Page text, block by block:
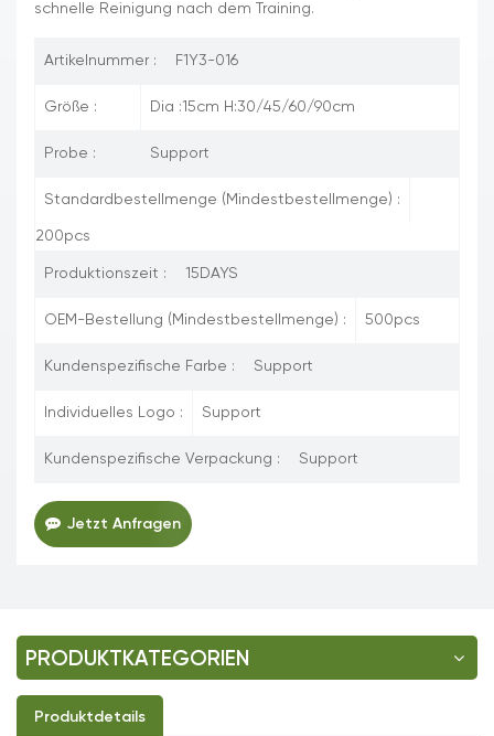
schnelle Reinigung nach dem Training.
Artikelnummer : F1Y3-016
Größe : Dia :15cm H:30/45/60/90cm
Probe : Support
Standardbestellmenge (Mindestbestellmenge) :
200pcs
Produktionszeit : 15DAYS
OEM-Bestellung (Mindestbestellmenge) : 500pcs
Kundenspezifische Farbe : Support
Individuelles Logo : Support
Kundenspezifische Verpackung : Support
Jetzt Anfragen
PRODUKTKATEGORIEN
Produktdetails